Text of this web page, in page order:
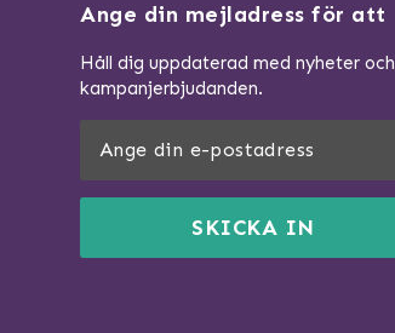
Ange din mejladress för att
Håll dig uppdaterad med nyheter och
kampanjerbjudanden.
SKICKA IN